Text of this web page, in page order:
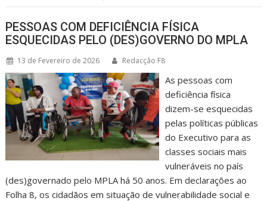
PESSOAS COM DEFICIÊNCIA FÍSICA
ESQUECIDAS PELO (DES)GOVERNO DO MPLA
13 de Fevereiro de 2026 Redacção F8
As pessoas com
deficiência física
dizem-se esquecidas
pelas políticas públicas
do Executivo para as
classes sociais mais
vulneráveis no país
(des)governado pelo MPLA há 50 anos. Em declarações ao
Folha 8, os cidadãos em situação de vulnerabilidade social e